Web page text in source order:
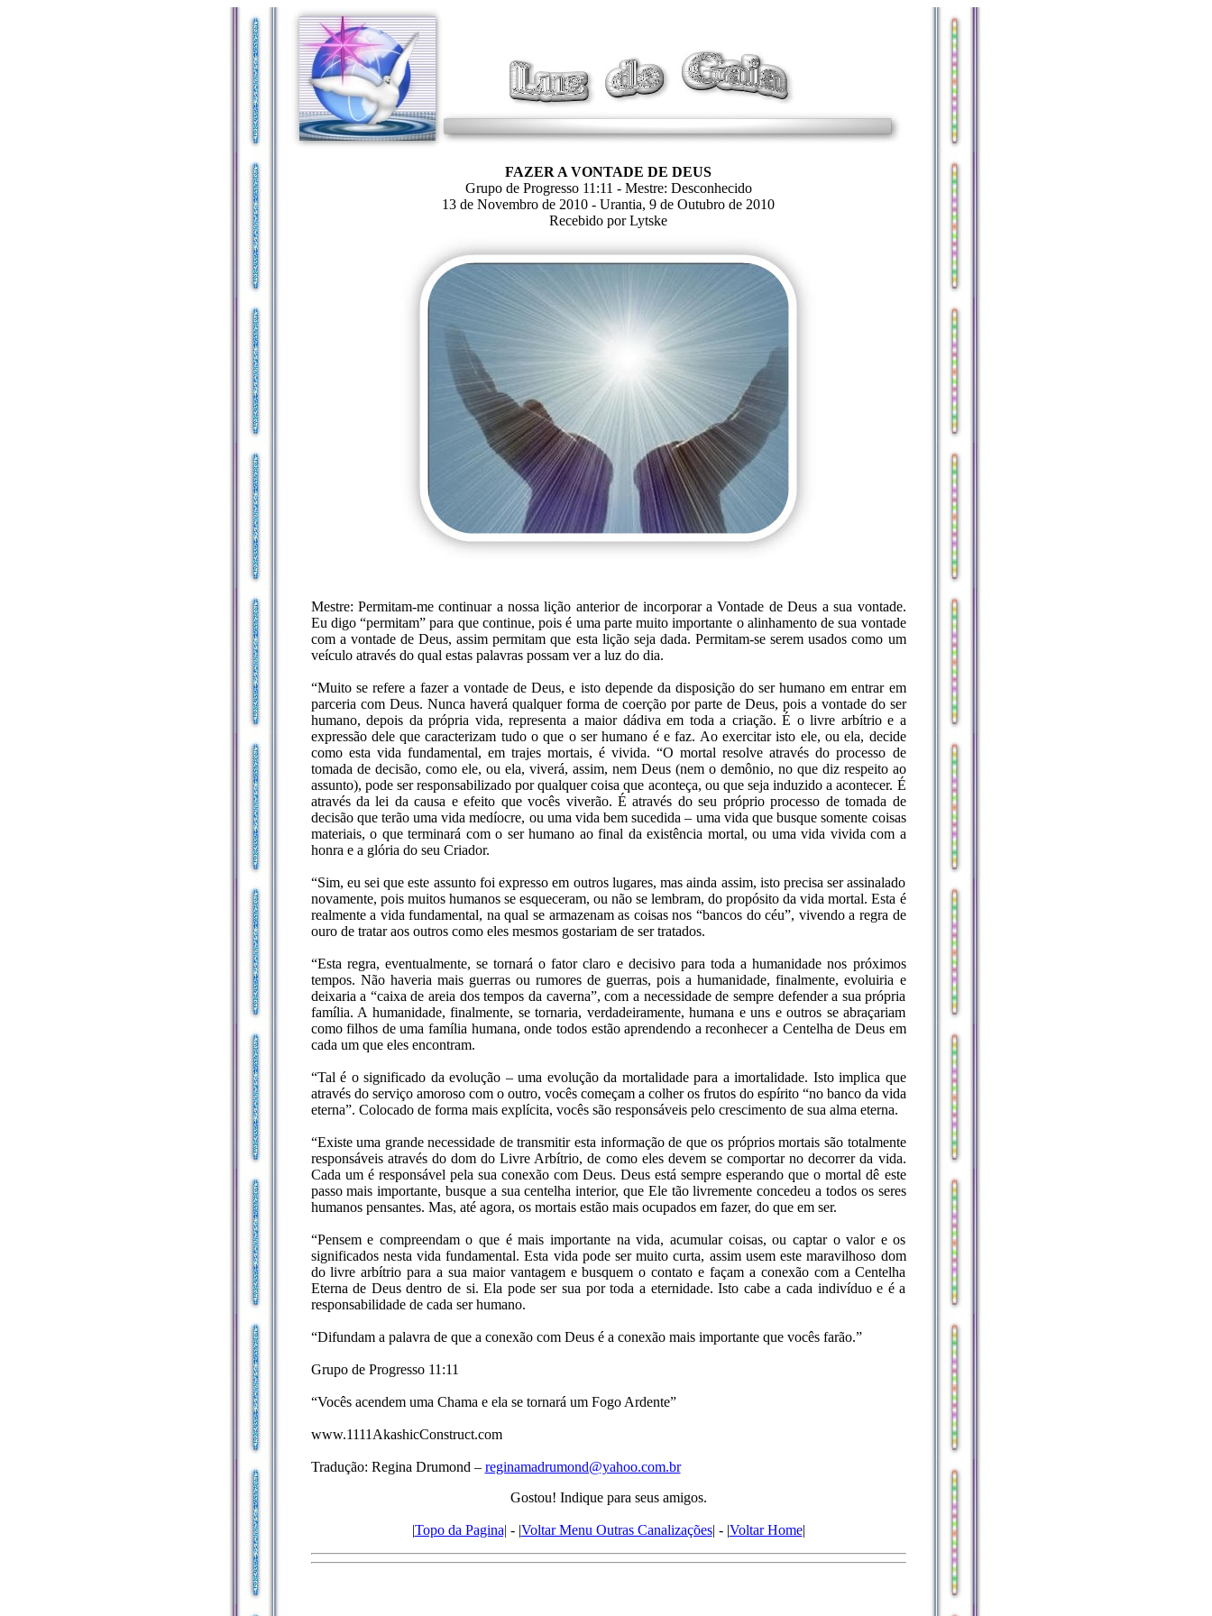
FAZER A VONTADE DE DEUS
Grupo de Progresso 11:11 - Mestre: Desconhecido
13 de Novembro de 2010 - Urantia, 9 de Outubro de 2010
Recebido por Lytske
Mestre: Permitam-me continuar a nossa lição anterior de incorporar a Vontade de Deus a sua vontade.
Eu digo “permitam” para que continue, pois é uma parte muito importante o alinhamento de sua vontade
com a vontade de Deus, assim permitam que esta lição seja dada. Permitam-se serem usados como um
veículo através do qual estas palavras possam ver a luz do dia.
“Muito se refere a fazer a vontade de Deus, e isto depende da disposição do ser humano em entrar em
parceria com Deus. Nunca haverá qualquer forma de coerção por parte de Deus, pois a vontade do ser
humano, depois da própria vida, representa a maior dádiva em toda a criação. É o livre arbítrio e a
expressão dele que caracterizam tudo o que o ser humano é e faz. Ao exercitar isto ele, ou ela, decide
como esta vida fundamental, em trajes mortais, é vivida. “O mortal resolve através do processo de
tomada de decisão, como ele, ou ela, viverá, assim, nem Deus (nem o demônio, no que diz respeito ao
assunto), pode ser responsabilizado por qualquer coisa que aconteça, ou que seja induzido a acontecer. É
através da lei da causa e efeito que vocês viverão. É através do seu próprio processo de tomada de
decisão que terão uma vida medíocre, ou uma vida bem sucedida – uma vida que busque somente coisas
materiais, o que terminará com o ser humano ao final da existência mortal, ou uma vida vivida com a
honra e a glória do seu Criador.
“Sim, eu sei que este assunto foi expresso em outros lugares, mas ainda assim, isto precisa ser assinalado
novamente, pois muitos humanos se esqueceram, ou não se lembram, do propósito da vida mortal. Esta é
realmente a vida fundamental, na qual se armazenam as coisas nos “bancos do céu”, vivendo a regra de
ouro de tratar aos outros como eles mesmos gostariam de ser tratados.
“Esta regra, eventualmente, se tornará o fator claro e decisivo para toda a humanidade nos próximos
tempos. Não haveria mais guerras ou rumores de guerras, pois a humanidade, finalmente, evoluiria e
deixaria a “caixa de areia dos tempos da caverna”, com a necessidade de sempre defender a sua própria
família. A humanidade, finalmente, se tornaria, verdadeiramente, humana e uns e outros se abraçariam
como filhos de uma família humana, onde todos estão aprendendo a reconhecer a Centelha de Deus em
cada um que eles encontram.
“Tal é o significado da evolução – uma evolução da mortalidade para a imortalidade. Isto implica que
através do serviço amoroso com o outro, vocês começam a colher os frutos do espírito “no banco da vida
eterna”. Colocado de forma mais explícita, vocês são responsáveis pelo crescimento de sua alma eterna.
“Existe uma grande necessidade de transmitir esta informação de que os próprios mortais são totalmente
responsáveis através do dom do Livre Arbítrio, de como eles devem se comportar no decorrer da vida.
Cada um é responsável pela sua conexão com Deus. Deus está sempre esperando que o mortal dê este
passo mais importante, busque a sua centelha interior, que Ele tão livremente concedeu a todos os seres
humanos pensantes. Mas, até agora, os mortais estão mais ocupados em fazer, do que em ser.
“Pensem e compreendam o que é mais importante na vida, acumular coisas, ou captar o valor e os
significados nesta vida fundamental. Esta vida pode ser muito curta, assim usem este maravilhoso dom
do livre arbítrio para a sua maior vantagem e busquem o contato e façam a conexão com a Centelha
Eterna de Deus dentro de si. Ela pode ser sua por toda a eternidade. Isto cabe a cada indivíduo e é a
responsabilidade de cada ser humano.
“Difundam a palavra de que a conexão com Deus é a conexão mais importante que vocês farão.”
Grupo de Progresso 11:11
“Vocês acendem uma Chama e ela se tornará um Fogo Ardente”
www.1111AkashicConstruct.com
Tradução: Regina Drumond – reginamadrumond@yahoo.com.br
Gostou! Indique para seus amigos.
|Topo da Pagina| - |Voltar Menu Outras Canalizações| - |Voltar Home|